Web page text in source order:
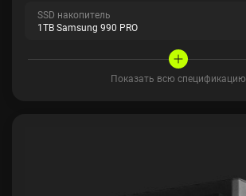
SSD накопитель
1TB Samsung 990 PRO
Показать всю спецификацию